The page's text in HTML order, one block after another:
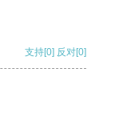
支持[0] 反对[0]